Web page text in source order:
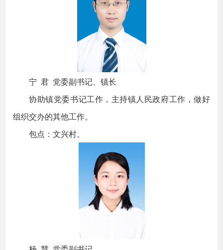
宁 君 党委副书记、镇长
协助镇党委书记工作，主持镇人民政府工作，做好
组织交办的其他工作。
包点：文兴村。